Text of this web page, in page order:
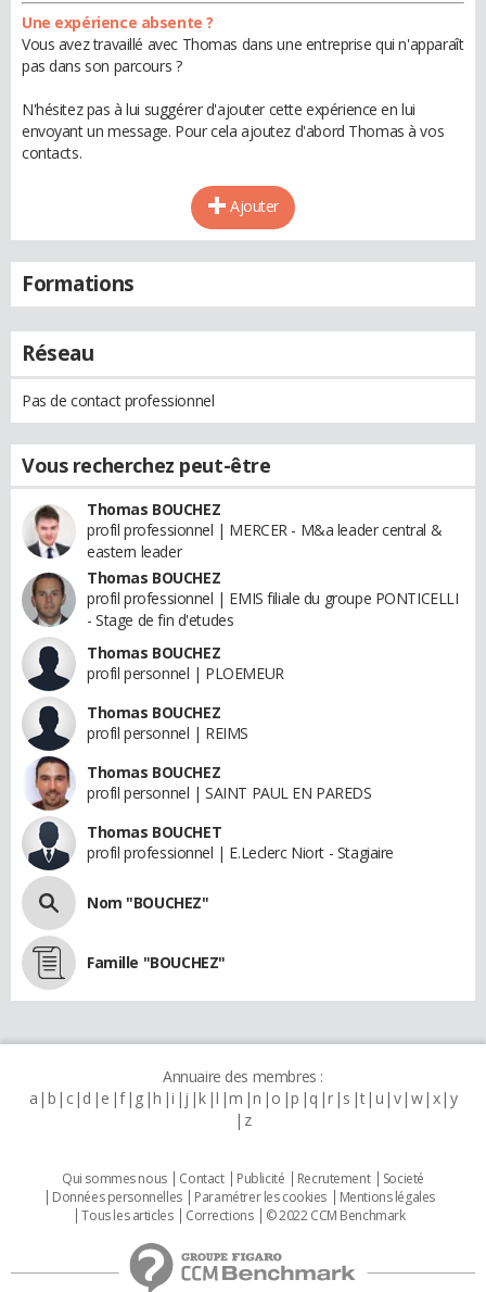
Une expérience absente ?
Vous avez travaillé avec Thomas dans une entreprise qui n'apparaît
pas dans son parcours ?
N'hésitez pas à lui suggérer d'ajouter cette expérience en lui
envoyant un message. Pour cela ajoutez d'abord Thomas à vos
contacts.
Ajouter
Formations
Réseau
Pas de contact professionnel
Vous recherchez peut-être
Thomas BOUCHEZ
profil professionnel | MERCER - M&a leader central &
eastern leader
Thomas BOUCHEZ
profil professionnel | EMIS filiale du groupe PONTICELLI
- Stage de fin d'etudes
Thomas BOUCHEZ
profil personnel | PLOEMEUR
Thomas BOUCHEZ
profil personnel | REIMS
Thomas BOUCHEZ
profil personnel | SAINT PAUL EN PAREDS
Thomas BOUCHET
profil professionnel | E.Leclerc Niort - Stagiaire
Nom "BOUCHEZ"
Famille "BOUCHEZ"
Annuaire des membres :
a b c d e f g h i j k l m n o p q r s t u v w x y
z
Qui sommes nous Contact Publicité Recrutement
Societé
Données personnelles
Paramétrer les cookies
Mentions légales
Tous les articles
Corrections © 2022 CCM Benchmark